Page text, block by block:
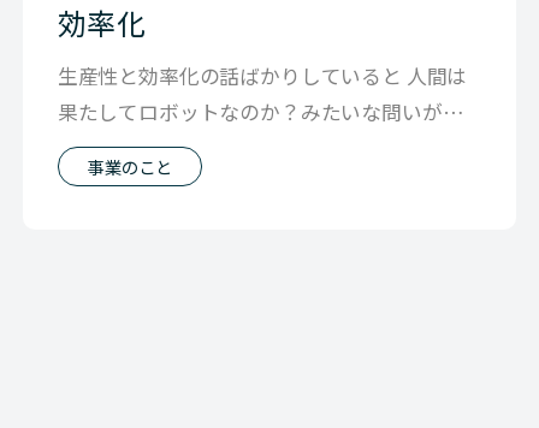
効率化
生産性と効率化の話ばかりしていると 人間は
果たしてロボットなのか？みたいな問いが頭
に浮かぶことがあります リモートワーク
事業のこと